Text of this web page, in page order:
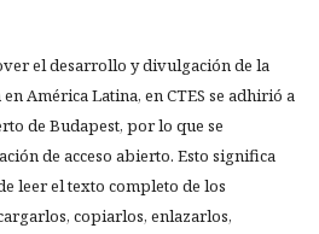
el desarrollo y divulgación de la
América Latina, en CTES se adhirió a
de Budapest, por lo que se
de acceso abierto. Esto significa
leer el texto completo de los
copiarlos, enlazarlos,